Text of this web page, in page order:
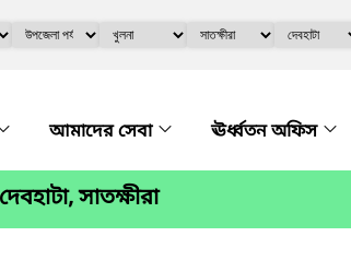
আমাদের সেবা ঊর্ধ্বতন অফিস
সাতক্ষীরা